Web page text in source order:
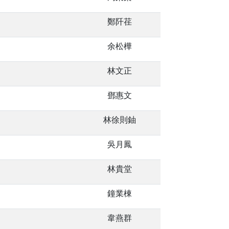
鄭阡荏
余松樺
林文正
鄧惠文
林徐則鈾
吳月鳳
林貴堂
鐘業棟
韋燕群